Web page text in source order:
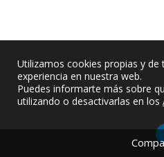
Utilizamos cookies propias y
experiencia en nuestra web.
Puedes informarte más sobre
utilizando o desactivarlas en los